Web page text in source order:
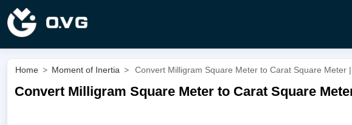
Home > Moment of Inertia > Convert Milligram Square Meter to Carat Square Meter |
Convert Milligram Square Meter to Carat Square Meter